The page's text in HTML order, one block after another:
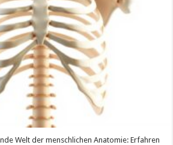
Welt der menschlichen Anatomie: Erfahren